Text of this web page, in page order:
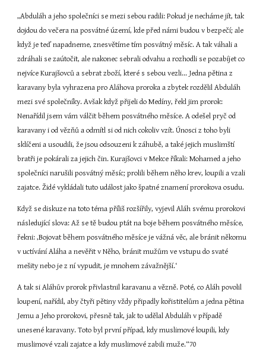
„Abduláh a jeho společníci se mezi sebou radili: Pokud je necháme jít, tak
dojdou do večera na posvátné území, kde před námi budou v bezpečí; ale
když je teď napadneme, znesvětíme tím posvátný měsíc. A tak váhali a
zdráhali se zaútočit, ale nakonec sebrali odvahu a rozhodli se pozabíjet co
nejvíce Kurajšovců a sebrat zboží, které s sebou vezli... Jedna pětina z
karavany byla vyhrazena pro Aláhova proroka a zbytek rozdělil Abduláh
mezi své společníky. Avšak když přijeli do Medíny, řekl jim prorok:
Nenařídil jsem vám válčit během posvátného měsíce. A odešel pryč od
karavany i od vězňů a odmítl si od nich cokoliv vzít. Únosci z toho byli
sklíčeni a usoudili, že jsou odsouzeni k záhubě, a také jejich muslimští
bratři je pokárali za jejich čin. Kurajšovci v Mekce říkali: Mohamed a jeho
společníci narušili posvátný měsíc; prolili během něho krev, loupili a vzali
zajatce. Židé vykládali tuto událost jako špatné znamení prorokova osudu.
Když se diskuze na toto téma příliš rozšířily, vyjevil Aláh svému prorokovi
následující slova: Až se tě budou ptát na boje během posvátného měsíce,
řekni: ‚Bojovat během posvátného měsíce je vážná věc, ale bránit někomu
v uctívání Aláha a nevěřit v Něho, bránit mužům ve vstupu do svaté
mešity nebo je z ní vypudit, je mnohem závažnější.‘
A tak si Aláhův prorok přivlastnil karavanu a vězně. Poté, co Aláh povolil
loupení, nařídil, aby čtyři pětiny vždy připadly kořistitelům a jedna pětina
Jemu a Jeho prorokovi, přesně tak, jak to udělal Abduláh v případě
unesené karavany. Toto byl první případ, kdy muslimové loupili, kdy
muslimové vzali zajatce a kdy muslimové zabili muže.“70